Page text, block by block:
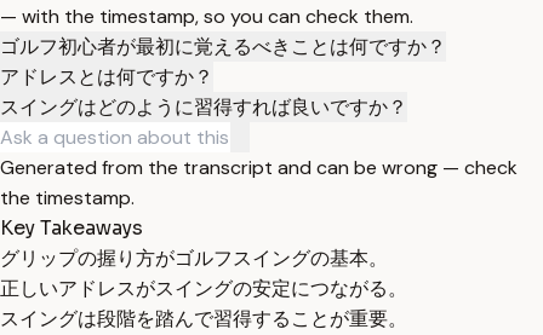
— with the timestamp, so you can check them.
ゴルフ初心者が最初に覚えるべきことは何ですか？
アドレスとは何ですか？
スイングはどのように習得すれば良いですか？
Generated from the transcript and can be wrong — check
the timestamp.
Key Takeaways
グリップの握り方がゴルフスイングの基本。
正しいアドレスがスイングの安定につながる。
スイングは段階を踏んで習得することが重要。